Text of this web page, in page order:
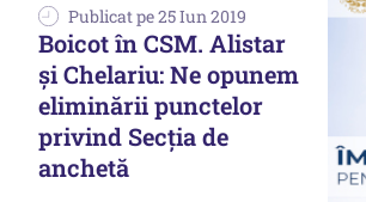
Publicat pe 25 Iun 2019
Boicot în CSM. Alistar
şi Chelariu: Ne opunem
eliminării punctelor
privind Secția de
anchetă